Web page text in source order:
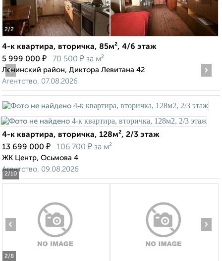
2/2
4-к квартира, вторичка, 85м², 4/6 этаж
5 999 000 ₽ 70 500 ₽ за м²
Ленинский район, Диктора Левитана 42
Агентство, 07.08.2026
2/10
‹ ›
4-к квартира, вторичка, 128м², 2/3 этаж
13 699 000 ₽ 106 700 ₽ за м²
ЖК Центр, Осьмова 4
Агентство, 09.08.2026
2/8
‹ ›